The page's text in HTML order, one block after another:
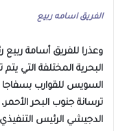
الفريق اسامه ربيع
وعذرا للفريق أسامة
البحرية المختلفة التي
السويس للقوارب
ترسانة جنوب البحر
الدجيشي الرئيس